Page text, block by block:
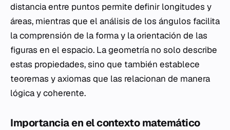
distancia entre puntos permite definir longitudes y
áreas, mientras que el análisis de los ángulos facilita
la comprensión de la forma y la orientación de las
figuras en el espacio. La geometría no solo describe
estas propiedades, sino que también establece
teoremas y axiomas que las relacionan de manera
lógica y coherente.
Importancia en el contexto matemático